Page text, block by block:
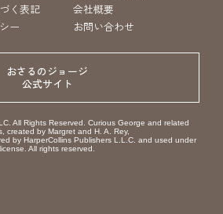
く表記
会社概要
ー
お問い合わせ
おさるのジョージ
公式サイト
All Rights Reserved. Curious George and related
created by Margret and H. A. Rey,
by HarperCollins Publishers L.L.C. and used under
license. All rights reserved.